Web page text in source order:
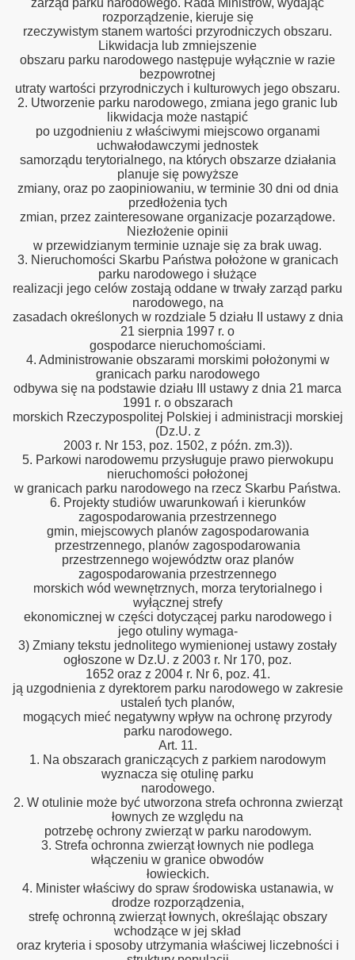
zarząd parku narodowego. Rada Ministrów, wydając
rozporządzenie, kieruje się
rzeczywistym stanem wartości przyrodniczych obszaru.
Likwidacja lub zmniejszenie
obszaru parku narodowego następuje wyłącznie w razie
bezpowrotnej
utraty wartości przyrodniczych i kulturowych jego obszaru.
2. Utworzenie parku narodowego, zmiana jego granic lub
likwidacja może nastąpić
po uzgodnieniu z właściwymi miejscowo organami
uchwałodawczymi jednostek
samorządu terytorialnego, na których obszarze działania
planuje się powyższe
zmiany, oraz po zaopiniowaniu, w terminie 30 dni od dnia
przedłożenia tych
zmian, przez zainteresowane organizacje pozarządowe.
Niezłożenie opinii
w przewidzianym terminie uznaje się za brak uwag.
3. Nieruchomości Skarbu Państwa położone w granicach
parku narodowego i służące
realizacji jego celów zostają oddane w trwały zarząd parku
narodowego, na
zasadach określonych w rozdziale 5 działu II ustawy z dnia
21 sierpnia 1997 r. o
gospodarce nieruchomościami.
4. Administrowanie obszarami morskimi położonymi w
granicach parku narodowego
odbywa się na podstawie działu III ustawy z dnia 21 marca
1991 r. o obszarach
morskich Rzeczypospolitej Polskiej i administracji morskiej
(Dz.U. z
2003 r. Nr 153, poz. 1502, z późn. zm.3)).
5. Parkowi narodowemu przysługuje prawo pierwokupu
nieruchomości położonej
w granicach parku narodowego na rzecz Skarbu Państwa.
6. Projekty studiów uwarunkowań i kierunków
zagospodarowania przestrzennego
gmin, miejscowych planów zagospodarowania
przestrzennego, planów zagospodarowania
przestrzennego województw oraz planów
zagospodarowania przestrzennego
morskich wód wewnętrznych, morza terytorialnego i
wyłącznej strefy
ekonomicznej w części dotyczącej parku narodowego i
jego otuliny wymaga-
3) Zmiany tekstu jednolitego wymienionej ustawy zostały
ogłoszone w Dz.U. z 2003 r. Nr 170, poz.
1652 oraz z 2004 r. Nr 6, poz. 41.
ją uzgodnienia z dyrektorem parku narodowego w zakresie
ustaleń tych planów,
mogących mieć negatywny wpływ na ochronę przyrody
parku narodowego.
Art. 11.
1. Na obszarach graniczących z parkiem narodowym
wyznacza się otulinę parku
narodowego.
2. W otulinie może być utworzona strefa ochronna zwierząt
łownych ze względu na
potrzebę ochrony zwierząt w parku narodowym.
3. Strefa ochronna zwierząt łownych nie podlega
włączeniu w granice obwodów
łowieckich.
4. Minister właściwy do spraw środowiska ustanawia, w
drodze rozporządzenia,
strefę ochronną zwierząt łownych, określając obszary
wchodzące w jej skład
oraz kryteria i sposoby utrzymania właściwej liczebności i